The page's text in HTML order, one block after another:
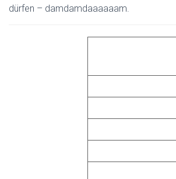
dürfen – damdamdaaaaaam.